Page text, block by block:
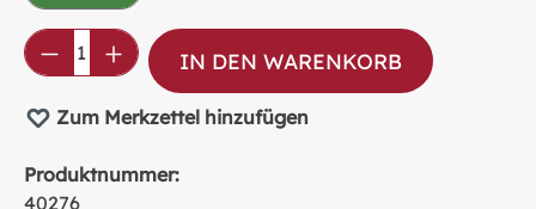
Produkt Anzahl: Gib den gewünschten
IN DEN WARENKORB
Zum Merkzettel hinzufügen
Produktnummer:
40276